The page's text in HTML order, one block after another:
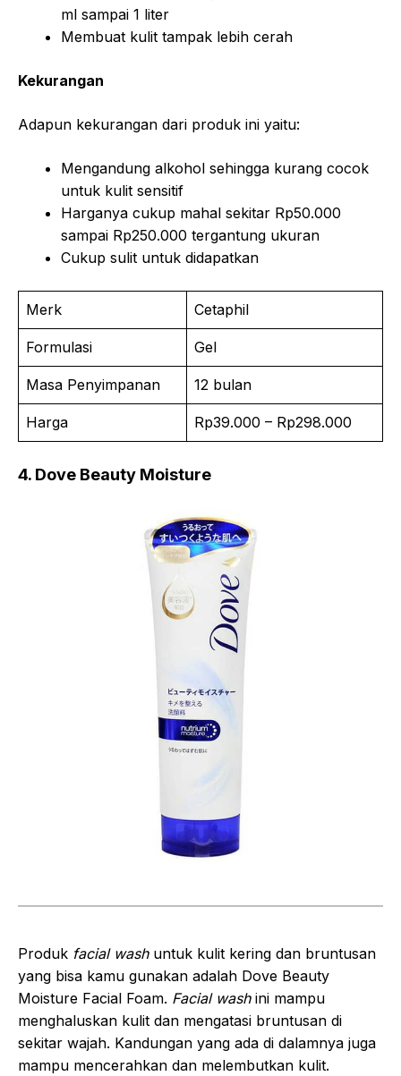
ml sampai 1 liter
Membuat kulit tampak lebih cerah
Kekurangan
Adapun kekurangan dari produk ini yaitu:
Mengandung alkohol sehingga kurang cocok
untuk kulit sensitif
Harganya cukup mahal sekitar Rp50.000
sampai Rp250.000 tergantung ukuran
Cukup sulit untuk didapatkan
Merk Cetaphil
Formulasi Gel
Masa Penyimpanan 12 bulan
Harga Rp39.000 – Rp298.000
4. Dove Beauty Moisture
Produk facial washuntuk kulit kering dan bruntusan
yang bisa kamu gunakan adalah Dove Beauty
Moisture Facial Foam. Facial washini mampu
menghaluskan kulit dan mengatasi bruntusan di
sekitar wajah. Kandungan yang ada di dalamnya juga
mampu mencerahkan dan melembutkan kulit.